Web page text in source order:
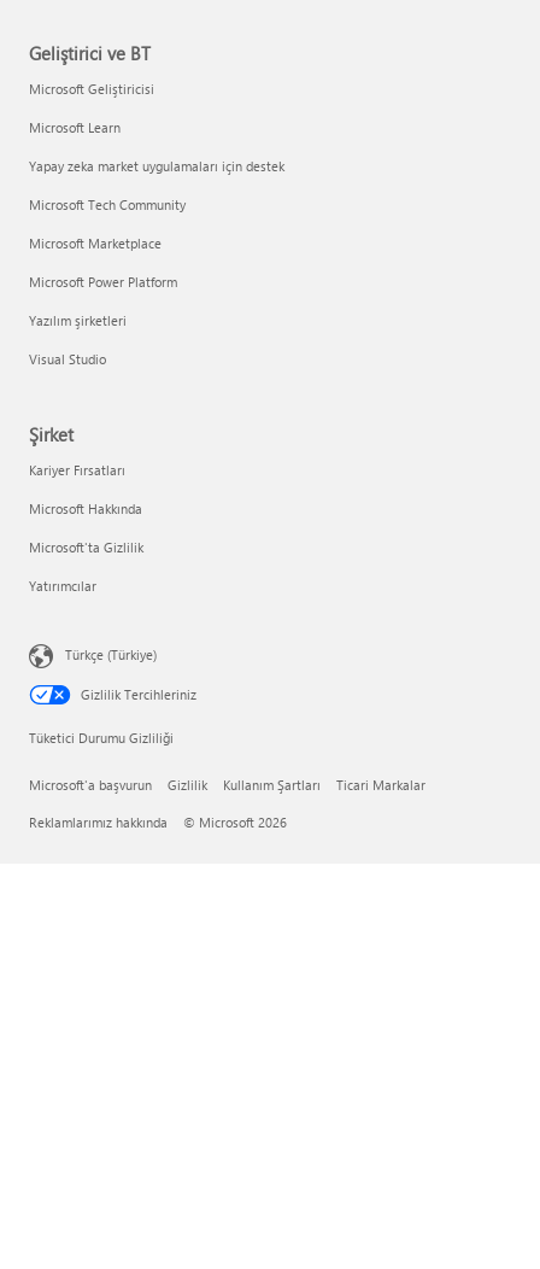
Geliştirici ve BT
Microsoft Geliştiricisi
Microsoft Learn
Yapay zeka market uygulamaları için destek
Microsoft Tech Community
Microsoft Marketplace
Microsoft Power Platform
Yazılım şirketleri
Visual Studio
Şirket
Kariyer Fırsatları
Microsoft Hakkında
Microsoft'ta Gizlilik
Yatırımcılar
Türkçe (Türkiye)
Gizlilik Tercihleriniz
Tüketici Durumu Gizliliği
Microsoft'a başvurun Gizlilik Kullanım Şartları Ticari Markalar
Reklamlarımız hakkında © Microsoft 2026